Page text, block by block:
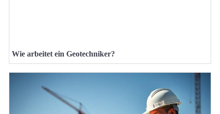
Wie arbeitet ein Geotechniker?